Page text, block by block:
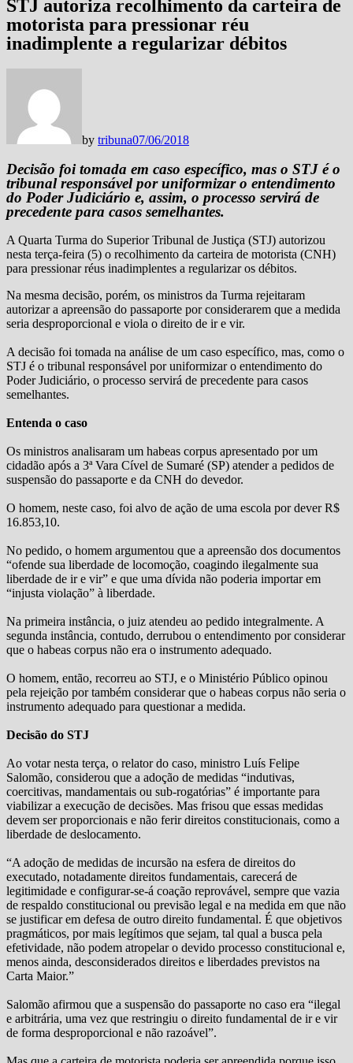
STJ autoriza recolhimento da carteira de
motorista para pressionar réu
inadimplente a regularizar débitos
by tribuna07/06/2018
Decisão foi tomada em caso específico, mas o STJ é o
tribunal responsável por uniformizar o entendimento
do Poder Judiciário e, assim, o processo servirá de
precedente para casos semelhantes.
A Quarta Turma do Superior Tribunal de Justiça (STJ) autorizou
nesta terça-feira (5) o recolhimento da carteira de motorista (CNH)
para pressionar réus inadimplentes a regularizar os débitos.
Na mesma decisão, porém, os ministros da Turma rejeitaram
autorizar a apreensão do passaporte por considerarem que a medida
seria desproporcional e viola o direito de ir e vir.
A decisão foi tomada na análise de um caso específico, mas, como o
STJ é o tribunal responsável por uniformizar o entendimento do
Poder Judiciário, o processo servirá de precedente para casos
semelhantes.
Entenda o caso
Os ministros analisaram um habeas corpus apresentado por um
cidadão após a 3ª Vara Cível de Sumaré (SP) atender a pedidos de
suspensão do passaporte e da CNH do devedor.
O homem, neste caso, foi alvo de ação de uma escola por dever R$
16.853,10.
No pedido, o homem argumentou que a apreensão dos documentos
“ofende sua liberdade de locomoção, coagindo ilegalmente sua
liberdade de ir e vir” e que uma dívida não poderia importar em
“injusta violação” à liberdade.
Na primeira instância, o juiz atendeu ao pedido integralmente. A
segunda instância, contudo, derrubou o entendimento por considerar
que o habeas corpus não era o instrumento adequado.
O homem, então, recorreu ao STJ, e o Ministério Público opinou
pela rejeição por também considerar que o habeas corpus não seria o
instrumento adequado para questionar a medida.
Decisão do STJ
Ao votar nesta terça, o relator do caso, ministro Luís Felipe
Salomão, considerou que a adoção de medidas “indutivas,
coercitivas, mandamentais ou sub-rogatórias” é importante para
viabilizar a execução de decisões. Mas frisou que essas medidas
devem ser proporcionais e não ferir direitos constitucionais, como a
liberdade de deslocamento.
“A adoção de medidas de incursão na esfera de direitos do
executado, notadamente direitos fundamentais, carecerá de
legitimidade e configurar-se-á coação reprovável, sempre que vazia
de respaldo constitucional ou previsão legal e na medida em que não
se justificar em defesa de outro direito fundamental. É que objetivos
pragmáticos, por mais legítimos que sejam, tal qual a busca pela
efetividade, não podem atropelar o devido processo constitucional e,
menos ainda, desconsiderados direitos e liberdades previstos na
Carta Maior.”
Salomão afirmou que a suspensão do passaporte no caso era “ilegal
e arbitrária, uma vez que restringiu o direito fundamental de ir e vir
de forma desproporcional e não razoável”.